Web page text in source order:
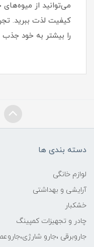
می‌توانید از
کیفیت لذت ببرید.
را بیشتر به خود
دسته بندی ها
لوازم خانگی
آرایشی و بهداشتی
خشکبار
چادر و تجهیزات کمپینگ
جاروبرقی ،جارو